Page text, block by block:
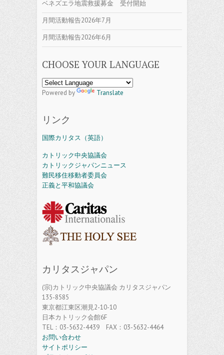
ベネズエラ地震救援募金 受付開始
月間活動報告2026年7月
月間活動報告2026年6月
CHOOSE YOUR LANGUAGE
Powered by Translate
リンク
国際カリタス（英語）
カトリック中央協議会
カトリックジャパンニュース
難民移住移動者委員会
正義と平和協議会
カリタスジャパン
(宗)カトリック中央協議会 カリタスジャパン
135-8585
東京都江東区潮見2-10-10
日本カトリック会館6F
TEL：03-5632-4439 FAX：03-5632-4464
お問い合わせ
サイトポリシー